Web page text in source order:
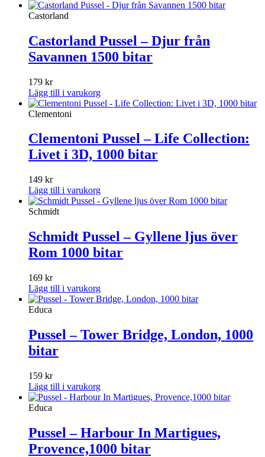
Castorland
Castorland Pussel – Djur från
Savannen 1500 bitar
179 kr
Lägg till i varukorg
Clementoni
Clementoni Pussel – Life Collection:
Livet i 3D, 1000 bitar
149 kr
Lägg till i varukorg
Schmidt
Schmidt Pussel – Gyllene ljus över
Rom 1000 bitar
169 kr
Lägg till i varukorg
Educa
Pussel – Tower Bridge, London, 1000
bitar
159 kr
Lägg till i varukorg
Educa
Pussel – Harbour In Martigues,
Provence,1000 bitar